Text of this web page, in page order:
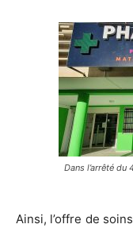
Dans l’arrêté
Ainsi, l’offre de